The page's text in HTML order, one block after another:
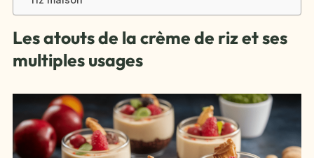
Les atouts de la crème de riz et ses
multiples usages